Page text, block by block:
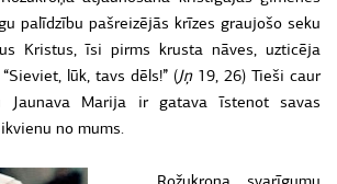
palīdzību pašreizējās krīzes graujošo seku
Kristus, īsi pirms krusta nāves, uzticēja
lūk, tavs dēls!” (Jņ19, 26) Tieši caur
Jaunava Marija ir gatava īstenot savas
no mums.